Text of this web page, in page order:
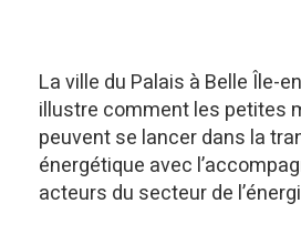
La ville du Palais à Belle Île-
illustre comment les petites
peuvent se lancer dans la
énergétique avec
acteurs du secteur de